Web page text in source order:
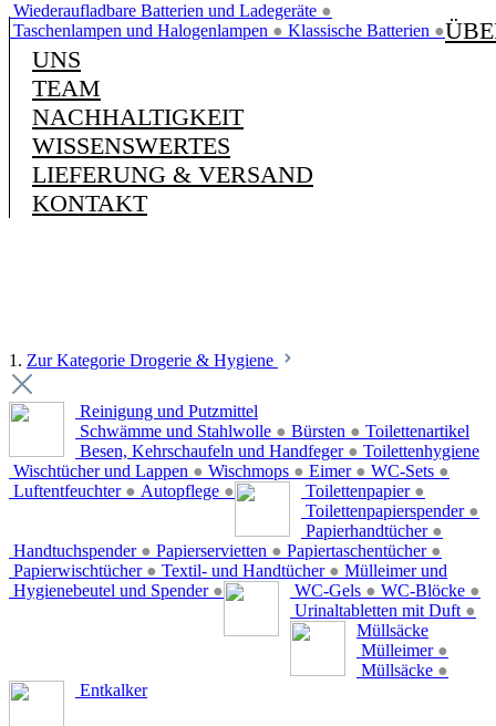
Wiederaufladbare Batterien und Ladegeräte ●
Taschenlampen und Halogenlampen ● Klassische Batterien ●
UNS
TEAM
NACHHALTIGKEIT
WISSENSWERTES
LIEFERUNG & VERSAND
KONTAKT
1. Zur Kategorie Drogerie & Hygiene
Reinigung und Putzmittel
Schwämme und Stahlwolle ● Bürsten ●
Besen, Kehrschaufeln und Handfeger ●
Wischtücher und Lappen ● Wischmops ● Eimer ● WC-Sets ●
Luftentfeuchter ● Autopflege ●
Toilettenartikel
Toilettenpapier ●
Toilettenpapierspender ●
Papierhandtücher ●
Handtuchspender ● Papierservietten ● Papiertaschentücher ●
Papierwischtücher ● Textil- und Handtücher ●
Hygienebeutel und Spender ●
Toilettenhygiene
WC-Gels ● WC-Blöcke ●
Urinaltabletten mit Duft ●
Mülleimer und
Müllsäcke
Mülleimer ●
Müllsäcke ●
Entkalker